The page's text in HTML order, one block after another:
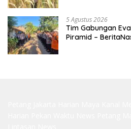
5 Agustus 2026
Tim Gabungan
Piramid –